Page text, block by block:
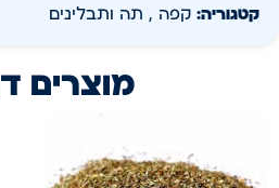
קטגוריה: קפה , תה ותבלינים
מוצרים